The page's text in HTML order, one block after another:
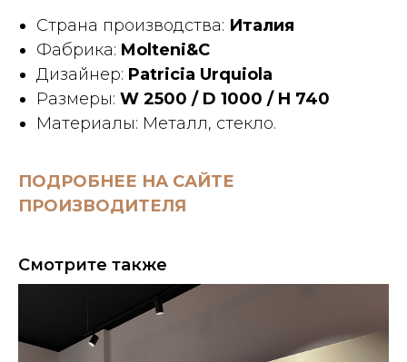
Страна производства: Италия
Фабрика: Molteni&C
Дизайнер: Patricia Urquiola
Размеры: W 2500 / D 1000 / H 740
Материалы: Металл, стекло.
ПОДРОБНЕЕ НА САЙТЕ
ПРОИЗВОДИТЕЛЯ
Смотрите также